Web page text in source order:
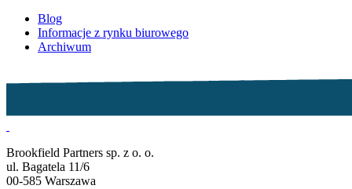
Blog
Informacje z rynku biurowego
Archiwum
Brookfield Partners sp. z o. o.
ul. Bagatela 11/6
00-585 Warszawa